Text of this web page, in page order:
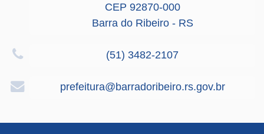
CEP 92870-000
Barra do Ribeiro - RS
(51) 3482-2107
prefeitura@barradoribeiro.rs.gov.br